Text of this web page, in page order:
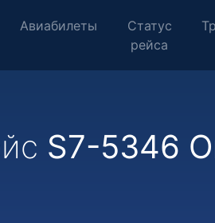
Авиабилеты
Статус
рейса
S7-5346